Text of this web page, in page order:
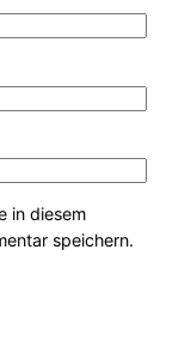
in diesem
speichern.